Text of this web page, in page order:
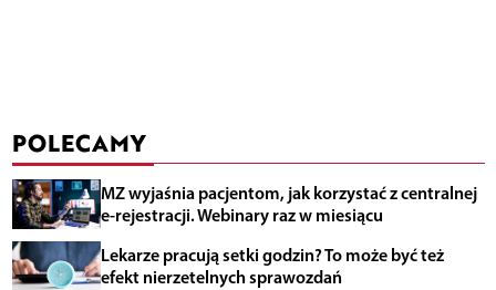
POLECAMY
MZ wyjaśnia pacjentom, jak korzystać z centralnej
e-rejestracji. Webinary raz w miesiącu
Lekarze pracują setki godzin? To może być też
efekt nierzetelnych sprawozdań